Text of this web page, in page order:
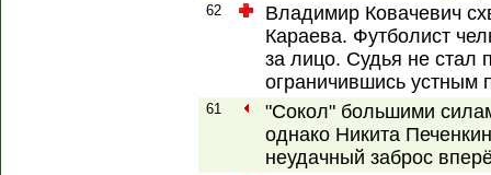
62
Владимир Ковачевич
Караева. Футболист
за лицо. Судья не стал
ограничившись устным
61
"Сокол" большими
однако Никита
неудачный заброс